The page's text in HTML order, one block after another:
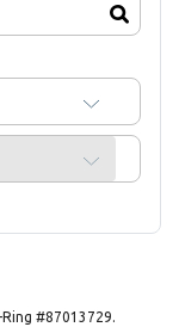
#87013729.